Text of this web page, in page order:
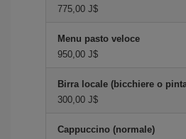
775,00 J$
Menu pasto veloce
950,00 J$
Birra locale (bicchiere o
300,00 J$
Cappuccino (normale)